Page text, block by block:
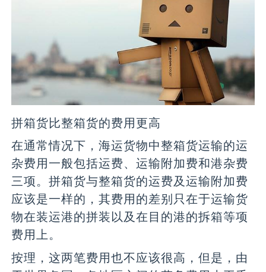
拼箱货比整箱货的费用更高
在通常情况下，海运货物中整箱货运输的运
杂费用一般包括运费、运输附加费和港杂费
三项。拼箱货与整箱货的运费及运输附加费
应该是一样的，其费用的差别只在于运输货
物在装运港的拼装以及在目的港的拆箱等项
费用上。
按理，这两笔费用也不应该很高，但是，由